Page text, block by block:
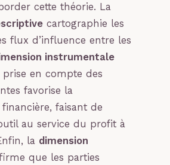
cette théorie. La
cartographie les
flux d’influence entre les
instrumentale
en compte des
favorise la
faisant de
au service du profit à
la dimension
que les parties